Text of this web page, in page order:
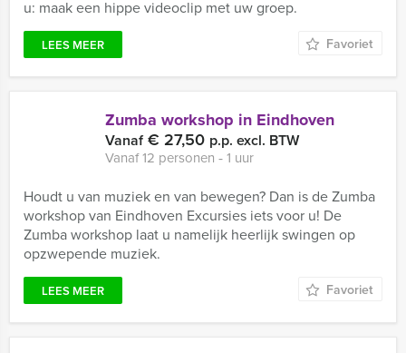
u: maak een hippe videoclip met uw groep.
LEES MEER Favoriet
Zumba workshop in Eindhoven
Vanaf€ 27,50 p.p. excl. BTW
Vanaf 12 personen ‐ 1 uur
Houdt u van muziek en van bewegen? Dan is de Zumba
workshop van Eindhoven Excursies iets voor u! De
Zumba workshop laat u namelijk heerlijk swingen op
opzwepende muziek.
LEES MEER Favoriet